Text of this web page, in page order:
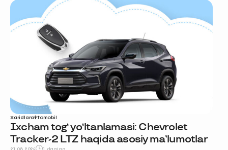
Xaridlaravtomobil
Ixcham tog‘ yo‘ltanlamasi: Chevrolet
Tracker-2 LTZ haqida asosiy ma’lumotlar
21.08.2024 1 daqiqa